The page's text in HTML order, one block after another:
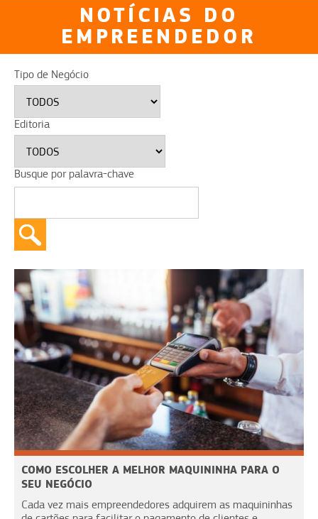
NOTÍCIAS DO
EMPREENDEDOR
Tipo de Negócio
Editoria
Busque por palavra-chave
COMO ESCOLHER A MELHOR MAQUININHA PARA O
SEU NEGÓCIO
Cada vez mais empreendedores adquirem as maquininhas